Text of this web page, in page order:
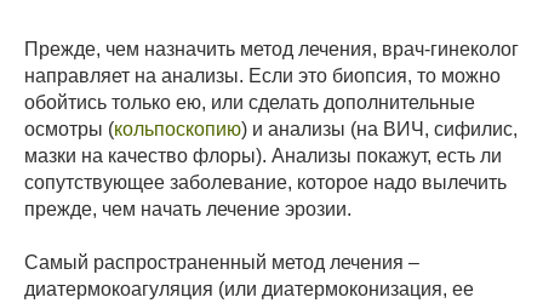
Прежде, чем назначить метод лечения, врач-гинеколог
направляет на анализы. Если это биопсия, то можно
обойтись только ею, или сделать дополнительные
осмотры (кольпоскопию) и анализы (на ВИЧ, сифилис,
мазки на качество флоры). Анализы покажут, есть ли
сопутствующее заболевание, которое надо вылечить
прежде, чем начать лечение эрозии.
Самый распространенный метод лечения –
диатермокоагуляция (или диатермоконизация, ее